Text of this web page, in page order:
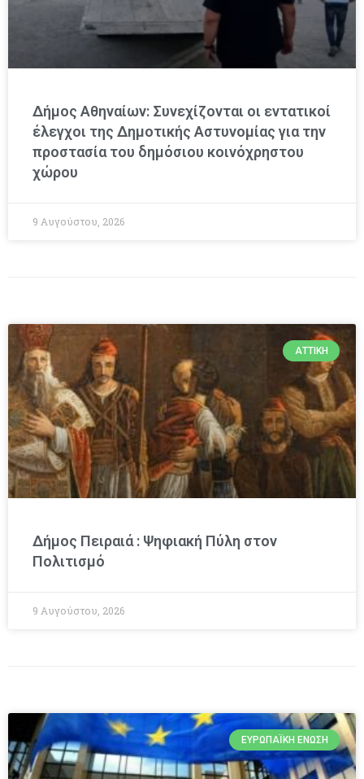
Δήμος Αθηναίων: Συνεχίζονται οι εντατικοί
έλεγχοι της Δημοτικής Αστυνομίας για την
προστασία του δημόσιου κοινόχρηστου
χώρου
9 Αυγούστου, 2026
ΑΤΤΙΚΉ
Δήμος Πειραιά : Ψηφιακή Πύλη στον
Πολιτισμό
9 Αυγούστου, 2026
ΕΥΡΩΠΑΪΚΉ ΈΝΩΣΗ